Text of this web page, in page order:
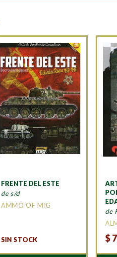
FRENTE DEL ESTE
de s/d
AMMO OF MIG
SIN STOCK
de
$